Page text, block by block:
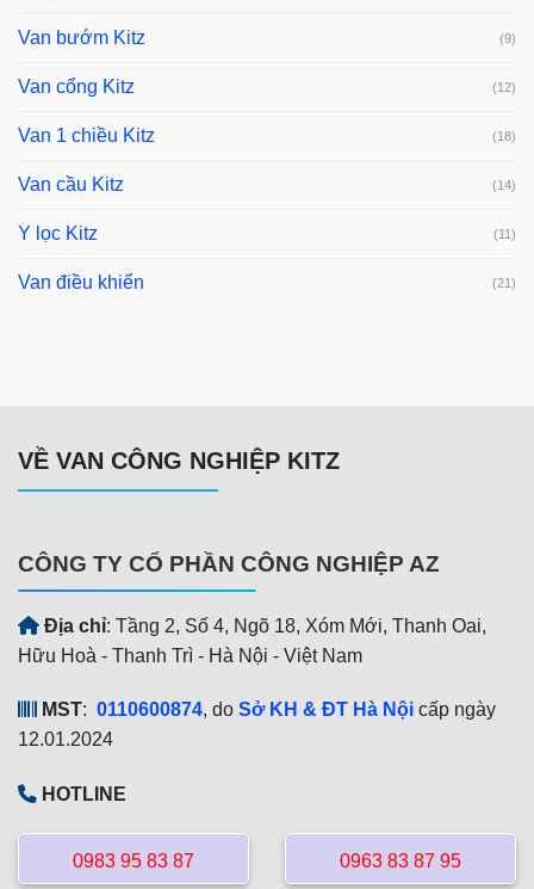
Van bướm Kitz (9)
Van cổng Kitz (12)
Van 1 chiều Kitz (18)
Van cầu Kitz (14)
Y lọc Kitz (11)
Van điều khiển (21)
VỀ VAN CÔNG NGHIỆP KITZ
CÔNG TY CỔ PHẦN CÔNG NGHIỆP AZ
Địa chỉ: Tầng 2, Số 4, Ngõ 18, Xóm Mới, Thanh Oai,
Hữu Hoà - Thanh Trì - Hà Nội - Việt Nam
MST: 0110600874, do Sở KH & ĐT Hà Nội cấp ngày
12.01.2024
HOTLINE
0983 95 83 87 0963 83 87 95